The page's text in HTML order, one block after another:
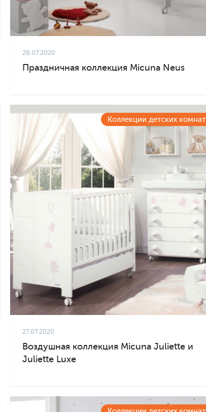
28.07.2020
Праздничная коллекция Micuna Neus
Коллекции детских комнат
27.07.2020
Воздушная коллекция Micuna Juliette и
Juliette Luxe